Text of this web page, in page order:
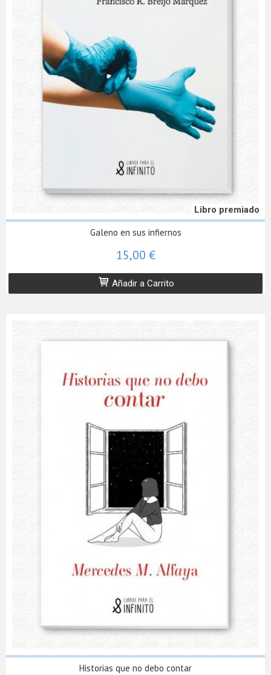
Libro premiado
Galeno en sus infiernos
15,00 €
Añadir a Carrito
Historias que no debo contar